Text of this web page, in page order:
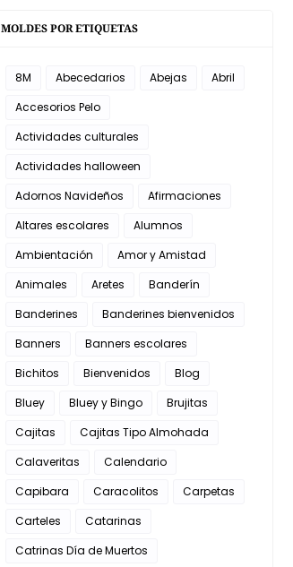
MOLDES POR ETIQUETAS
8M Abecedarios Abejas
Abril
Accesorios Pelo
Actividades culturales
Actividades halloween
Adornos Navideños
Afirmaciones
Altares escolares
Alumnos
Ambientación
Amor y Amistad
Animales
Aretes
Banderín
Banderines
Banderines bienvenidos
Banners
Banners escolares
Bichitos
Bienvenidos
Blog
Bluey
Bluey y Bingo
Brujitas
Cajitas
Cajitas Tipo Almohada
Calaveritas
Calendario
Capibara
Caracolitos
Carpetas
Carteles
Catarinas
Catrinas Día de Muertos